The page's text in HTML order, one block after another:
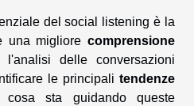
del social listening è la
una migliore comprensione
l'analisi delle conversazioni
le principali tendenze
sta guidando queste